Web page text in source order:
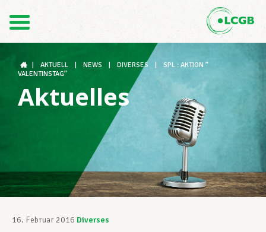
FR
Der LCGB
Gewerkschaftsstrukturen
Unterstützung im Arbeitsalltag
AKTUELL NEWS DIVERSES
SPL : AKTION ”
VALENTINSTAG”
Aktuelles
16. Februar 2016 Diverses